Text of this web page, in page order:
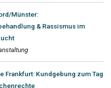
Münster:
& Rassismus im
Frankfurt: Kundgebung zum Tag